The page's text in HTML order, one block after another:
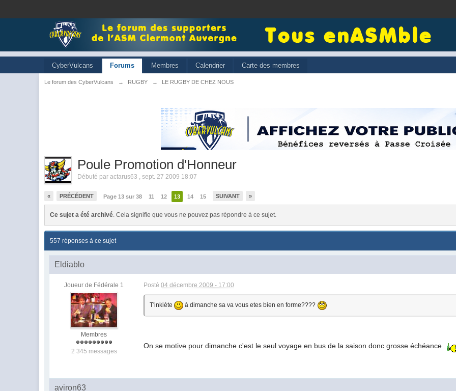
CyberVulcans Forums Membres Calendrier Carte des membres
Le forum des CyberVulcans → RUGBY → LE RUGBY DE CHEZ NOUS
Poule Promotion d'Honneur
Débuté paractarus63 ,sept. 27 2009 18:07
« PRÉCÉDENT Page 13 sur 38 11 12 13 14 15 SUIVANT »
Ce sujet a été archivé. Cela signifie que vous ne pouvez pas répondre à ce sujet.
557 réponses à ce sujet
Eldiablo
Joueur de Fédérale 1
Membres
2 345 messages
Posté04 décembre 2009 - 17:00
T'inkiète à dimanche sa va vous etes bien en forme????
On se motive pour dimanche c'est le seul voyage en bus de la saison donc grosse échéance
aviron63